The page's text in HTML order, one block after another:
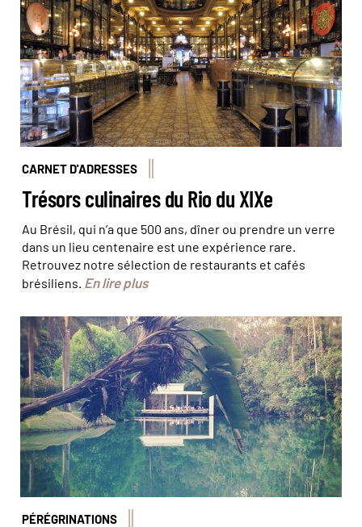
CARNET D'ADRESSES
Trésors culinaires du Rio du XIXe
Au Brésil, qui n’a que 500 ans, dîner ou prendre un verre
dans un lieu centenaire est une expérience rare.
Retrouvez notre sélection de restaurants et cafés
brésiliens. En lire plus
Inhotim est un centre d'art édifié en pleine nature ©
Rodrigo Arnaiz
PÉRÉGRINATIONS